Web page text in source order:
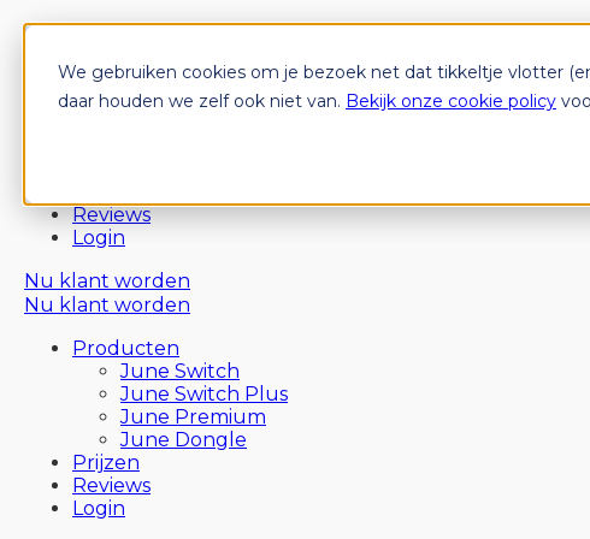
We gebruiken cookies om je bezoek net dat tikkeltje vlotter
daar houden we zelf ook niet van. Bekijk onze cookie policy
Producten
June Switch
Reviews
Login
Nu klant worden
Nu klant worden
Producten
June Switch
June Switch Plus
June Premium
June Dongle
Prijzen
Reviews
Login